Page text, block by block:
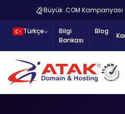
Büyük .COM
Türkçe
Bilgi
Bankası
Blog